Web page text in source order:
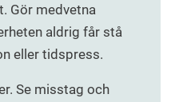
Gör medvetna
aldrig får stå
eller tidspress.
Se misstag och